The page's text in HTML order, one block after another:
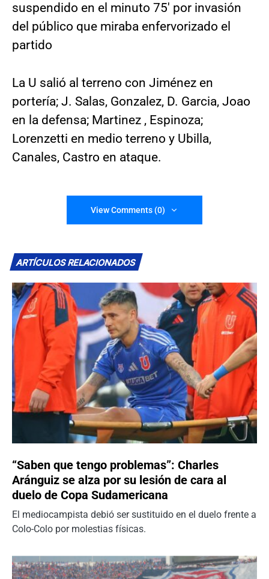
suspendido en el minuto 75′ por invasión
del público que miraba enfervorizado el
partido
La U salió al terreno con Jiménez en
portería; J. Salas, Gonzalez, D. Garcia, Joao
en la defensa; Martinez , Espinoza;
Lorenzetti en medio terreno y Ubilla,
Canales, Castro en ataque.
View Comments (0)
ARTÍCULOS RELACIONADOS
“Saben que tengo problemas”: Charles
Aránguiz se alza por su lesión de cara al
duelo de Copa Sudamericana
El mediocampista debió ser sustituido en el duelo frente a
Colo-Colo por molestias físicas.